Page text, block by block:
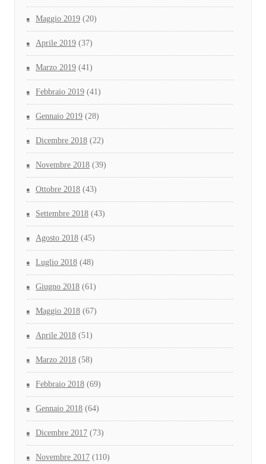
Maggio 2019 (20)
Aprile 2019 (37)
Marzo 2019 (41)
Febbraio 2019 (41)
Gennaio 2019 (28)
Dicembre 2018 (22)
Novembre 2018 (39)
Ottobre 2018 (43)
Settembre 2018 (43)
Agosto 2018 (45)
Luglio 2018 (48)
Giugno 2018 (61)
Maggio 2018 (67)
Aprile 2018 (51)
Marzo 2018 (58)
Febbraio 2018 (69)
Gennaio 2018 (64)
Dicembre 2017 (73)
Novembre 2017 (110)